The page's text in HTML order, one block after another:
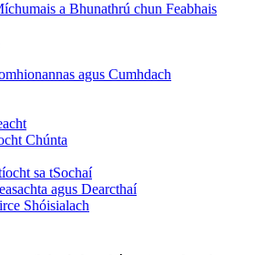
a Bhunathrú chun Feabhais
agus Cumhdach
Chúnta
sa tSochaí
agus Dearcthaí
Shóisialach